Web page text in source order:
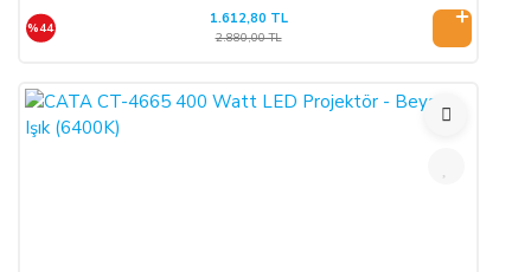
%44
1.612,80 TL
2.880,00 TL